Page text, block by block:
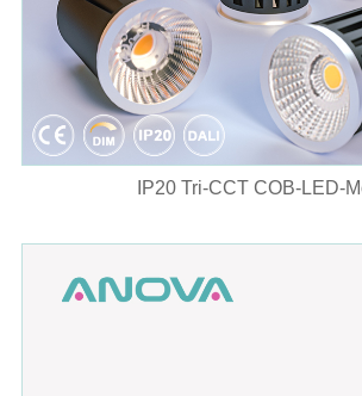
IP20 Tri-CCT COB-LED-